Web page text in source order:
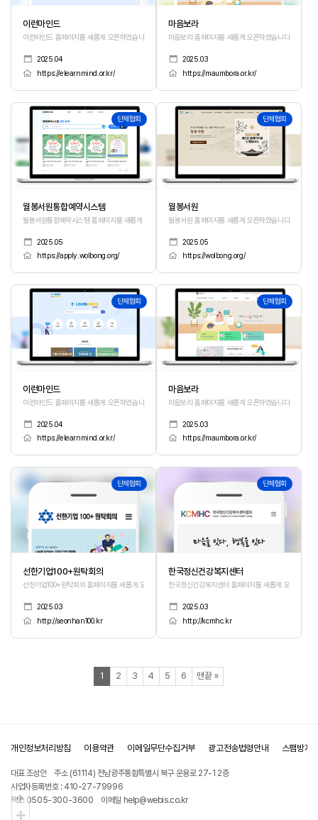
이런마인드
이런마인드 홈페이지를 새롭게 오픈하였습니다.
2025.04
https://elearnmind.or.kr/
마음보라
마음보라 홈페이지를 새롭게 오픈하였습니다.
2025.03
https://maumbora.or.kr/
단체협회
월봉서원통합예약시스템
월봉서원통합예약시스템 홈페이지를 새롭게 오픈하였습니다.
2025.05
https://apply.wolbong.org/
단체협회
월봉서원
월봉서원 홈페이지를 새롭게 오픈하였습니다.
2025.05
https://wolbong.org/
단체협회
이런마인드
이런마인드 홈페이지를 새롭게 오픈하였습니다.
2025.04
https://elearnmind.or.kr/
단체협회
마음보라
마음보라 홈페이지를 새롭게 오픈하였습니다.
2025.03
https://maumbora.or.kr/
81 단체협회
선한기업100+원탁회의
선한기업100+원탁회의 홈페이지를 새롭게 오픈하였습니다.
2025.03
http://seonhan100.kr
단체협회
한국정신건강복지센터
한국정신건강복지센터 홈페이지를 새롭게 오픈하였습
2025.03
http://kcmhc.kr
열린
1 페이지
2페이지
3페이지
4 페이지
5페이지
6페이지
맨끝 페이지
»
개인정보처리방침 이용약관 이메일무단수집거부 광고전송법령안내 스팸방지
대표 조성안
주소 (61114) 전남광주통합특별시 북구 운용로 27-1 2층
사업자등록번호 : 410-27-79996
팩스 0505-300-3600
이메일 help@webis.co.kr
상단으로
중간으로